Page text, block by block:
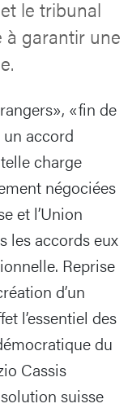
le tribunal
à garantir une
«fin de
accord
charge
négociées
et l’Union
les accords eux
Reprise
d’un
l’essentiel des
du
Cassis
suisse